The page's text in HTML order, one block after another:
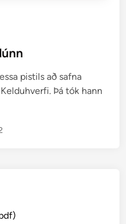
pistils að safna
Þá tók hann